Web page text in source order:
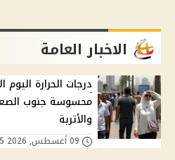
الاخبار العامة
محسوسة جنوب
والأتربة